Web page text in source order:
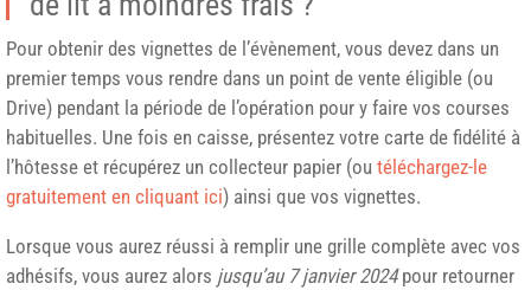
Pour obtenir des vignettes de l’évènement, vous devez dans un
premier temps vous rendre dans un point de vente éligible (ou
Drive) pendant la période de l’opération pour y faire vos courses
habituelles. Une fois en caisse, présentez votre carte de fidélité à
l’hôtesse et récupérez un collecteur papier (ou téléchargez-le
gratuitement en cliquant ici) ainsi que vos vignettes.
Lorsque vous aurez réussi à remplir une grille complète avec vos
adhésifs, vous aurez alors jusqu’au 7 janvier 2024pour retourner